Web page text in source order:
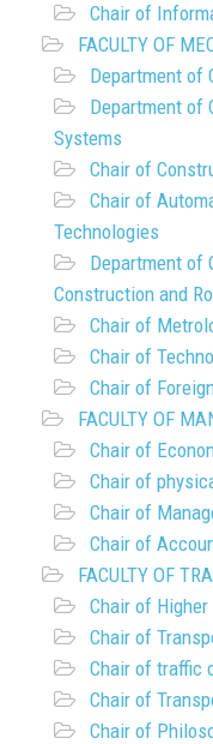
Chair of
FACULTY OF
Department of
Department of
Systems
Chair of
Chair of
Technologies
Department of
Construction and
Chair of
Chair of
Chair of
FACULTY OF
Chair of
Chair of
Chair of
Chair of
FACULTY OF
Chair of
Chair of
Chair of traffic
Chair of
Chair of